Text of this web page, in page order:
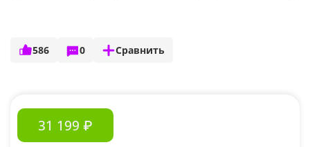
586 0 Сравнить
31 199 ₽